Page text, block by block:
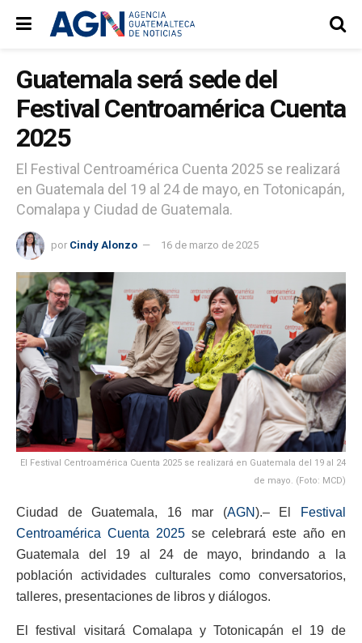
Guatemala será sede del
Festival Centroamérica Cuenta
2025
El Festival Centroamérica Cuenta 2025 se realizará
en Guatemala del 19 al 24 de mayo, en Totonicapán,
Comalapa y Ciudad de Guatemala.
por Cindy Alonzo 16 de marzo de 2025
El Festival Centroamérica Cuenta 2025 se realizará en Guatemala del 19 al 24
de mayo. (Foto: MCD)
Ciudad de Guatemala, 16 mar (AGN).– El
Festival
Centroamérica Cuenta 2025 se celebrará este año en
Guatemala del 19 al 24 de mayo, brindando a la
población actividades culturales como conversatorios,
talleres, presentaciones de libros y diálogos.
El festival visitará Comalapa y Totonicapán el 19 de